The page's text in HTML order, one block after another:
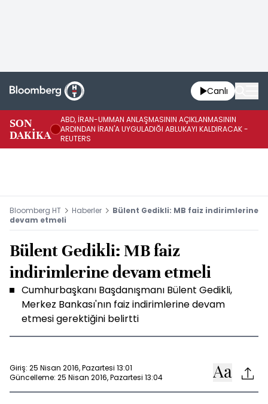
Canlı
SON
DAKİKA
ABD, İRAN-UMMAN ANLAŞMASININ AÇIKLANMASININ
ARDINDAN İRAN'A UYGULADIĞI ABLUKAYI KALDIRACAK -
REUTERS
Bloomberg HT Haberler
Bülent Gedikli: MB faiz indirimlerine
devam etmeli
Bülent Gedikli: MB faiz
indirimlerine devam etmeli
Cumhurbaşkanı Başdanışmanı Bülent Gedikli,
Merkez Bankası'nın faiz indirimlerine devam
etmesi gerektiğini belirtti
Giriş: 25 Nisan 2016, Pazartesi 13:01
Güncelleme: 25 Nisan 2016, Pazartesi 13:04